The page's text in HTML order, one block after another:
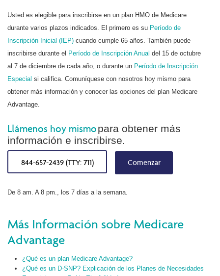
Usted es elegible para inscribirse en un plan HMO de Medicare
durante varios plazos indicados. El primero es su Período de
Inscripción Inicial (IEP) cuando cumple 65 años. También puede
inscribirse durante el Período de Inscripción Anual del 15 de octubre
al 7 de diciembre de cada año, o durante un Período de Inscripción
Especial si califica. Comuníquese con nosotros hoy mismo para
obtener más información y conocer las opciones del plan Medicare
Advantage.
Llámenos hoy mismopara obtener más
información e inscribirse.
844-657-2439 (TTY: 711) Comenzar
De 8 am. A 8 pm., los 7 días a la semana.
Más Información sobre Medicare
Advantage
¿Qué es un plan Medicare Advantage?
¿Qué es un D-SNP? Explicación de los Planes de Necesidades